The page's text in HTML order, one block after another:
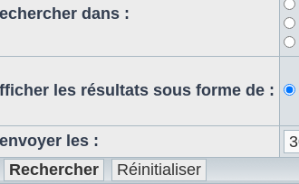
dans :
les résultats sous forme de :
les :